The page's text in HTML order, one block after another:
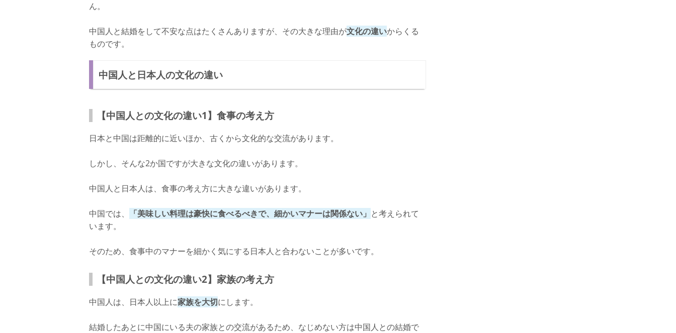
ん。
中国人と結婚をして不安な点はたくさんありますが、その大きな理由が文化の違いからくる
ものです。
中国人と日本人の文化の違い
【中国人との文化の違い1】食事の考え方
日本と中国は距離的に近いほか、古くから文化的な交流があります。
しかし、そんな2か国ですが大きな文化の違いがあります。
中国人と日本人は、食事の考え方に大きな違いがあります。
中国では、 「美味しい料理は豪快に食べるべきで、細かいマナーは関係ない」 と考えられて
います。
そのため、食事中のマナーを細かく気にする日本人と合わないことが多いです。
【中国人との文化の違い2】家族の考え方
中国人は、日本人以上に家族を大切にします。
結婚したあとに中国にいる夫の家族との交流があるため、なじめない方は中国人との結婚で